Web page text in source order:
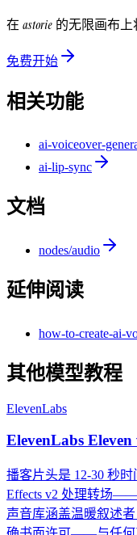
在 astorie 的无限画布上
免费开始
相关功能
ai-voiceover-
ai-lip-sync
文档
nodes/audio
延伸阅读
how-to-create-ai-
其他模型教程
ElevenLabs
ElevenLabs Eleven
播客片头是 12-30 秒
Effects v2 处理转场
声音库涵盖温暖叙述